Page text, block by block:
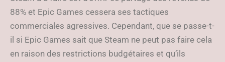
88% et Epic Games cessera ses tactiques
commerciales agressives. Cependant, que se passe-t-
il si Epic Games sait que Steam ne peut pas faire cela
en raison des restrictions budgétaires et qu’ils